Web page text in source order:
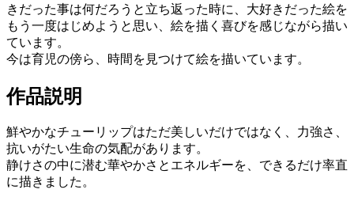
きだった事は何だろうと立ち返った時に、大好きだった絵を
もう一度はじめようと思い、絵を描く喜びを感じながら描い
ています。
今は育児の傍ら、時間を見つけて絵を描いています。
作品説明
鮮やかなチューリップはただ美しいだけではなく、力強さ、
抗いがたい生命の気配があります。
静けさの中に潜む華やかさとエネルギーを、できるだけ率直
に描きました。